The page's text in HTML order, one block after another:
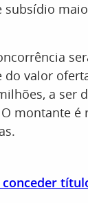
valor
a ser
montante é